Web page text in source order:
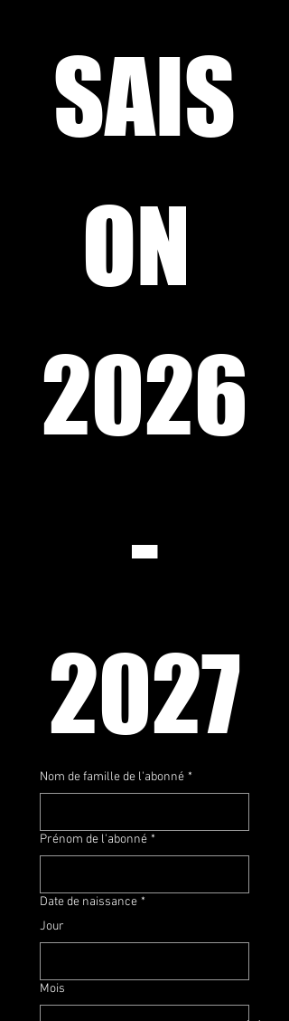
SAIS
ON
2026
-
2027
Nom de famille de l'abonné *
Prénom de l'abonné *
Date de naissance *
Jour
Mois